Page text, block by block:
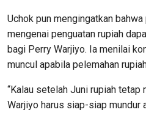
Uchok pun mengingatkan
mengenai penguatan rupiah
bagi Perry Warjiyo. Ia menilai
muncul apabila pelemahan
“Kalau setelah Juni rupiah tetap
Warjiyo harus siap-siap mundur